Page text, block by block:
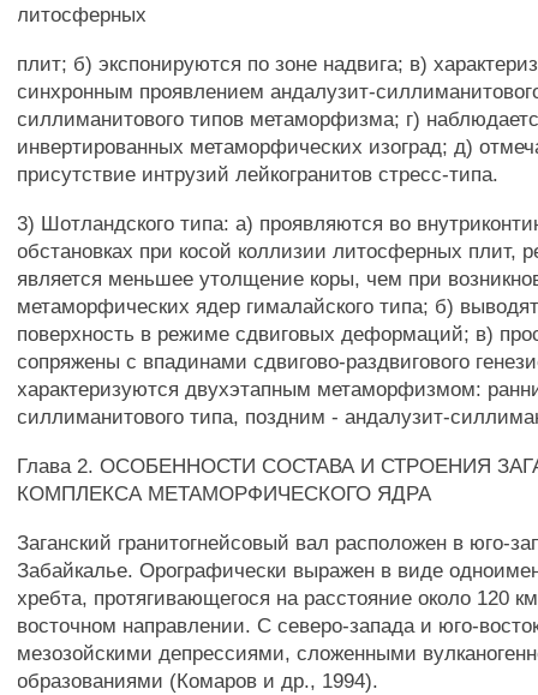
литосферных
плит; б) экспонируются по зоне надвига; в)
синхронным проявлением андалузит-
силлиманитового типов метаморфизма; г)
инвертированных метаморфических изоград; д)
присутствие интрузий лейкогранитов стресс-типа.
3) Шотландского типа: а) проявляются во
обстановках при косой коллизии литосферных плит,
является меньшее утолщение коры, чем при
метаморфических ядер гималайского типа; б)
поверхность в режиме сдвиговых деформаций; в)
сопряжены с впадинами сдвигово-раздвигового
характеризуются двухэтапным метаморфизмом:
силлиманитового типа, поздним - андалузит-
Глава 2. ОСОБЕННОСТИ СОСТАВА И СТРОЕНИЯ
КОМПЛЕКСА МЕТАМОРФИЧЕСКОГО ЯДРА
Заганский гранитогнейсовый вал расположен в юго-
Забайкалье. Орографически выражен в виде
хребта, протягивающегося на расстояние около 120
восточном направлении. С северо-запада и юго-
мезозойскими депрессиями, сложенными
образованиями (Комаров и др., 1994).